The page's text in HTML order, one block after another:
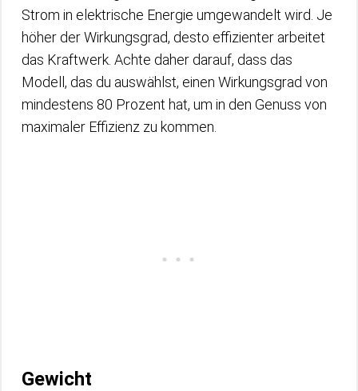
Strom in elektrische Energie umgewandelt wird. Je
höher der Wirkungsgrad, desto effizienter arbeitet
das Kraftwerk. Achte daher darauf, dass das
Modell, das du auswählst, einen Wirkungsgrad von
mindestens 80 Prozent hat, um in den Genuss von
maximaler Effizienz zu kommen.
Gewicht